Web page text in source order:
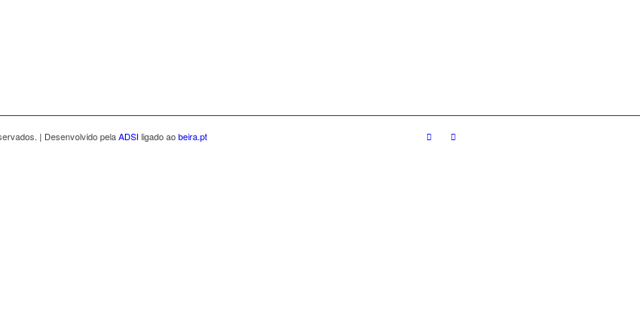
| Desenvolvido pelaADSIligado aobeira.pt